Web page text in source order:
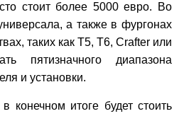
стоит более 5000 евро. Во
а также в фургонах
таких как T5, T6, Crafter или
пятизначного диапазона
и установки.
конечном итоге будет стоить